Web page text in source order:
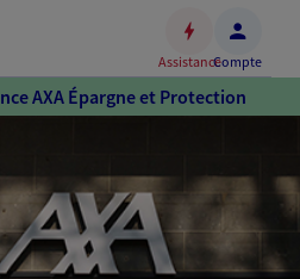
Accéder
au
Accéder
au
pied
de
AssistanceCompte
AXA Épargne et Protection